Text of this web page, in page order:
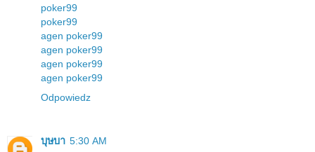
poker99
poker99
agen poker99
agen poker99
agen poker99
agen poker99
Odpowiedz
บุษบา 5:30 AM